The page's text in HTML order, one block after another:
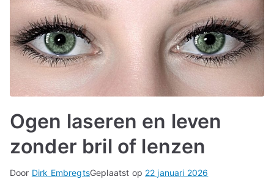
Ogen laseren en leven
zonder bril of lenzen
Door Dirk EmbregtsGeplaatst op 22 januari 2026